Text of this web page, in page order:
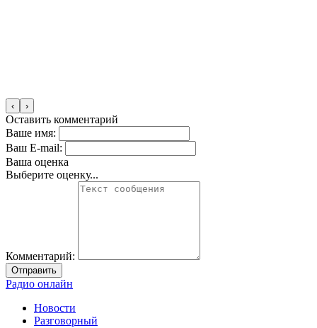
‹ ›
Оставить комментарий
Ваше имя:
Ваш E-mail:
Ваша оценка
Выберите оценку...
Комментарий:
Отправить
Радио онлайн
Новости
Разговорный